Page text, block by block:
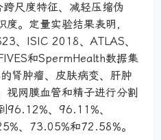
尺度特征、减轻压缩伪
。定量实验结果表明，
、ISIC 2018、ATLAS、
和SpermHealth数据集
肾肿瘤、皮肤病变、肝肿
视网膜血管和精子进行分割
96.12%、96.11%、
、73.05%和72.58%。